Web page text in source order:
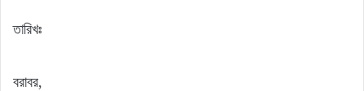
তারিখঃ
বরাবর,